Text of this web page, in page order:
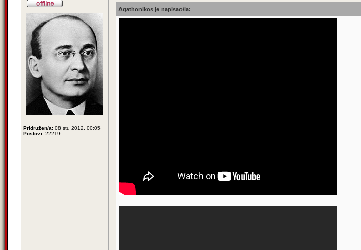
Pridružen/a: 08 stu 2012, 00:05
Postovi: 22219
Agathonikos je napisao/la: